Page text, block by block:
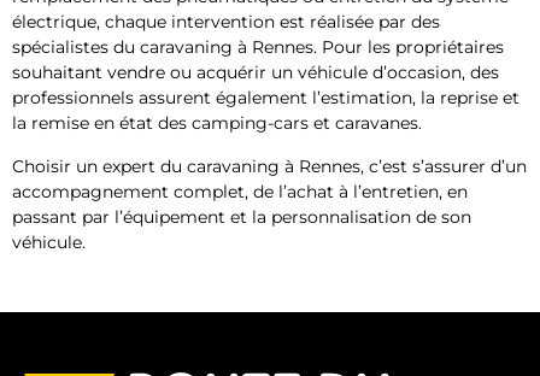
électrique, chaque intervention est réalisée par des
spécialistes du caravaning à Rennes. Pour les propriétaires
souhaitant vendre ou acquérir un véhicule d’occasion, des
professionnels assurent également l’estimation, la reprise et
la remise en état des camping-cars et caravanes.
Choisir un expert du caravaning à Rennes, c’est s’assurer d’un
accompagnement complet, de l’achat à l’entretien, en
passant par l’équipement et la personnalisation de son
véhicule.